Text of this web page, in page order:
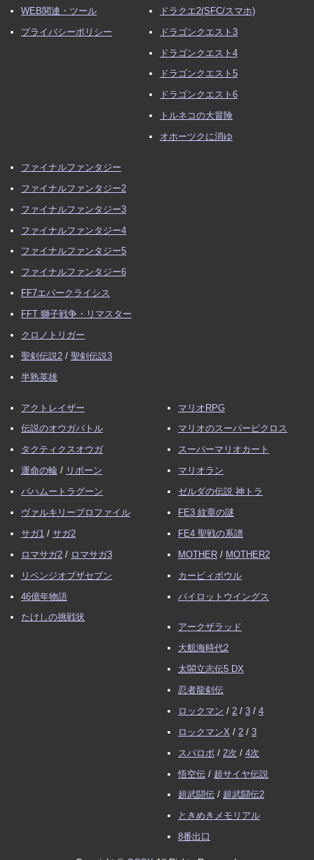
2026/03/04エンディングの分岐条件
2026/03/03勇者の職業・ステータス
第6章 アカフリ大陸
第7章 ラリアット大陸
ドカポンチェック 、基本情報・操作方法
デビルマン・契約書、アイテム、最強キャラ・
2026/02/04第3章
2026/02/03シナリオモード序章 、 第1章、第2章
2026/02/02赤宝箱・青宝箱・黄宝箱、最強キャラ・装備
2026/02/01よくある質問 防御魔法、フィールド魔法
2026/01/31カジノ洞窟
防御魔法
2026/01/30攻撃魔法、モンスター・ドロップアイテム
2026/01/29 Switch版発売！！、
ワールドマップ、裏技・バ
グ、泉の洞窟
2026/01/28戦闘・ダメージ計算式 、裏技・バグ、レベル上
げ・必要経験値
2026/01/27アイテム
WEB関連・ツール
プライバシーポリシー
ドラクエ2(SFC/スマホ)
ドラゴンクエスト3
ドラゴンクエスト4
ドラゴンクエスト5
ドラゴンクエスト6
トルネコの大冒険
オホーツクに消ゆ
ファイナルファンタジー
ファイナルファンタジー2
ファイナルファンタジー3
ファイナルファンタジー4
ファイナルファンタジー5
ファイナルファンタジー6
FF7エバークライシス
FFT 獅子戦争・リマスター
クロノトリガー
聖剣伝説2 / 聖剣伝説3
半熟英雄
アクトレイザー
伝説のオウガバトル
タクティクスオウガ
運命の輪 / リボーン
バハムートラグーン
ヴァルキリープロファイル
サガ1 / サガ2
ロマサガ2 / ロマサガ3
リベンジオブザセブン
46億年物語
たけしの挑戦状
マリオRPG
マリオのスーパーピクロス
スーパーマリオカート
マリオラン
ゼルダの伝説 神トラ
FE3 紋章の謎
FE4 聖戦の系譜
MOTHER / MOTHER2
カービィボウル
パイロットウイングス
アークザラッド
大航海時代2
太閤立志伝5 DX
忍者龍剣伝
ロックマン / 2 / 3 / 4
ロックマンX / 2 / 3
スパロボ / 2次 / 4次
悟空伝 / 超サイヤ伝説
超武闘伝 / 超武闘伝2
ときめきメモリアル
8番出口